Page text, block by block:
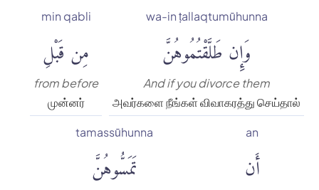
wa-in ṭallaqtumūhunna
وَإِن طَلَّقْتُمُوهُنَّ
And if you divorce them
அவர்களை நீங்கள் விவாகரத்து செய்தால்
min qabli
مِن قَبْلِ
from before
முன்னர்
an
أَن
tamassūhunna
تَمَسُّوهُنَّ